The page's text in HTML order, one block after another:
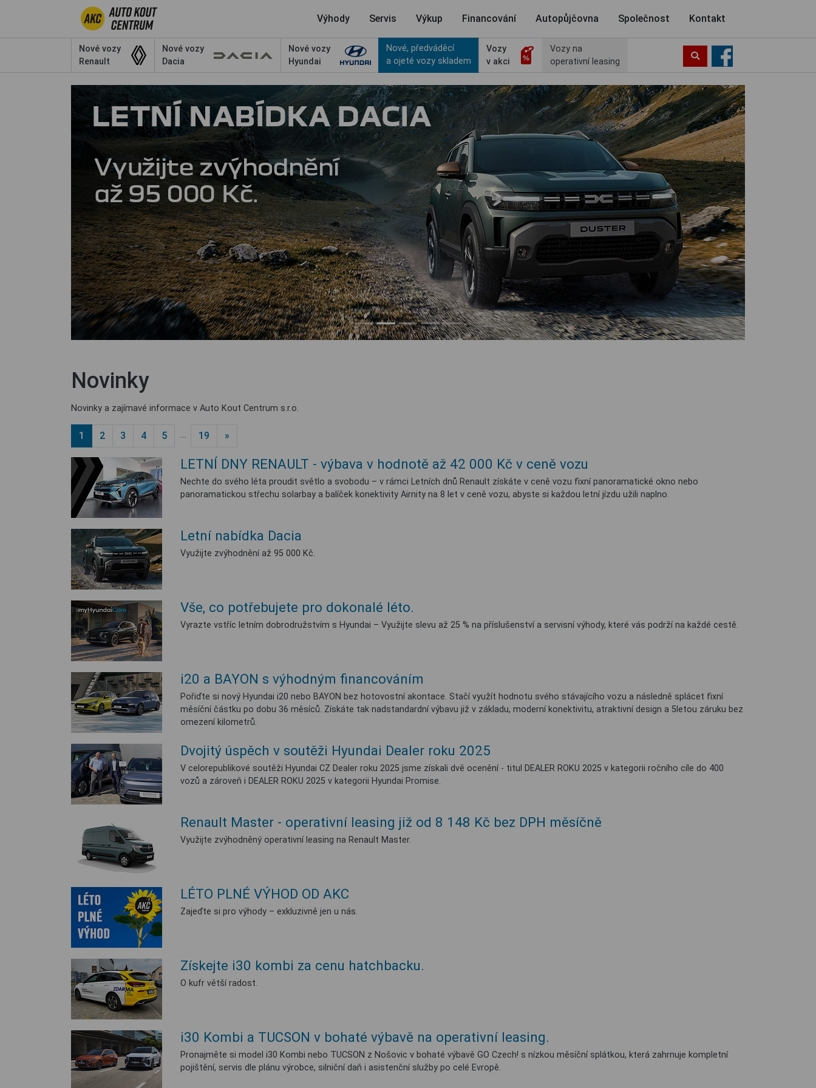
Výhody Servis Výkup Financování Autopůjčovna Společnost Kontakt
Nové vozy
Renault
Nové vozy
Dacia
Nové vozy
Hyundai
Nové, předváděcí
a ojeté vozy skladem
Vozy
v akci
Vozy na
operativní leasing
Novinky
Novinky a zajímavé informace v Auto Kout Centrum s.r.o.
1 2 3 4 5 … 19 »
LETNÍ DNY RENAULT - výbava v hodnotě až 42 000 Kč v ceně vozu
Nechte do svého léta proudit světlo a svobodu – v rámci Letních dnů Renault získáte v ceně vozu fixní panoramatické okno nebo
panoramatickou střechu solarbay a balíček konektivity Airnity na 8 let v ceně vozu, abyste si každou letní jízdu užili naplno.​
Letní nabídka Dacia
Využijte zvýhodnění až 95 000 Kč.
Vše, co potřebujete pro dokonalé léto.
Vyrazte vstříc letním dobrodružstvím s Hyundai – Využijte slevu až 25 % na příslušenství a servisní výhody, které vás podrží na každé cestě.
i20 a BAYON s výhodným financováním
Pořiďte si nový Hyundai i20 nebo BAYON bez hotovostní akontace. Stačí využít hodnotu svého stávajícího vozu a následně splácet fixní
měsíční částku po dobu 36 měsíců. Získáte tak nadstandardní výbavu již v základu, moderní konektivitu, atraktivní design a 5letou záruku bez
omezení kilometrů.
Dvojitý úspěch v soutěži Hyundai Dealer roku 2025
V celorepublikové soutěži Hyundai CZ Dealer roku 2025 jsme získali dvě ocenění - titul DEALER ROKU 2025 v kategorii ročního cíle do 400
vozů a zároveň i DEALER ROKU 2025 v kategorii Hyundai Promise.
Renault Master - operativní leasing již od 8 148 Kč bez DPH měsíčně
Využijte zvýhodněný operativní leasing na Renault Master.
LÉTO PLNÉ VÝHOD OD AKC
Zajeďte si pro výhody – exkluzivně jen u nás.
Získejte i30 kombi za cenu hatchbacku.
O kufr větší radost.
i30 Kombi a TUCSON v bohaté výbavě na operativní leasing.
Pronajměte si model i30 Kombi nebo TUCSON z Nošovic v bohaté výbavě GO Czech! s nízkou měsíční splátkou, která zahrnuje kompletní
pojištění, servis dle plánu výrobce, silniční daň i asistenční služby po celé Evropě.